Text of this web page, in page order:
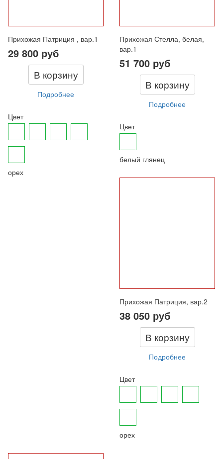
Прихожая Патриция , вар.1
29 800 руб
В корзину
Подробнее
Цвет
орех
Прихожая Стелла, белая,
вар.1
51 700 руб
В корзину
Подробнее
Цвет
белый глянец
Прихожая Патриция, вар.2
38 050 руб
В корзину
Подробнее
Цвет
орех